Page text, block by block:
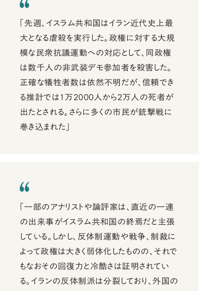
「先週、イスラム共和国はイラン近代史上最
大となる虐殺を実行した。政権に対する大規
模な民衆抗議運動への対応として、同政権
は数千人の非武装デモ参加者を殺害した。
正確な犠牲者数は依然不明だが、信頼でき
る推計では1万2000人から2万人の死者が
出たとされる。さらに多くの市民が銃撃戦に
巻き込まれた」
「一部のアナリストや論評家は、直近の一連
の出来事がイスラム共和国の終焉だと主張
している。しかし、反体制運動や戦争、制裁に
よって政権は大きく弱体化したものの、それで
もなおその回復力と冷酷さは証明されてい
る。イランの反体制派は分裂しており、外国の